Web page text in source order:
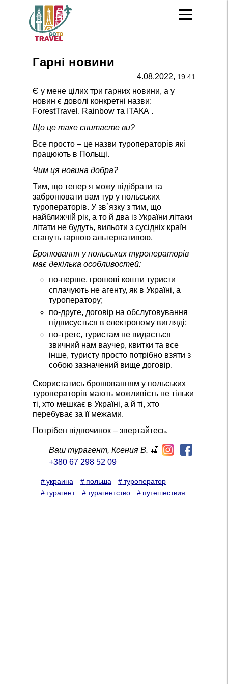
Гарні новини
4.08.2022, 19:41
Є у мене цілих три гарних новини, а у
новин є доволі конкретні назви:
ForestTravel, Rainbow та ІТАКА .
Що це таке спитаєте ви?
Все просто – це назви туроператорів які
працюють в Польщі.
Чим ця новина добра?
Тим, що тепер я можу підібрати та
забронювати вам тур у польських
туроператорів. У зв`язку з тим, що
найближчій рік, а то й два із України літаки
літати не будуть, вильоти з сусідніх країн
стануть гарною альтернативою.
Бронювання у польських туроператорів
має декілька особливостей:
по-перше, грошові кошти туристи
сплачують не агенту, як в Україні, а
туроператору;
по-друге, договір на обслуговування
підписується в електроному вигляді;
по-третє, туристам не видається
звичний нам ваучер, квитки та все
інше, туристу просто потрібно взяти з
собою зазначений вище договір.
Скористатись бронюванням у польських
туроператорів мають можливість не тільки
ті, хто мешкає в Україні, а й ті, хто
перебуває за її межами.
Потрібен відпочинок – звертайтесь.
Ваш турагент, Ксения В. 🍒
+380 67 298 52 09
# украина # польша # туроператор
# турагент # турагентство # путешествия